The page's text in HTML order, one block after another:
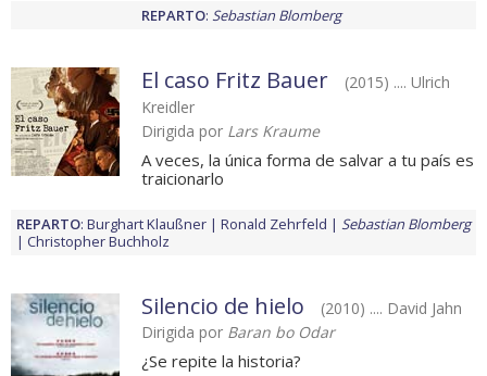
REPARTO: Sebastian Blomberg
El caso Fritz Bauer
(2015) .... Ulrich
Kreidler
Dirigida por Lars Kraume
A veces, la única forma de salvar a tu país es
traicionarlo
REPARTO: Burghart Klaußner Ronald Zehrfeld
Sebastian Blomberg
Christopher Buchholz
Silencio de hielo
(2010) .... David Jahn
Dirigida por Baran bo Odar
¿Se repite la historia?